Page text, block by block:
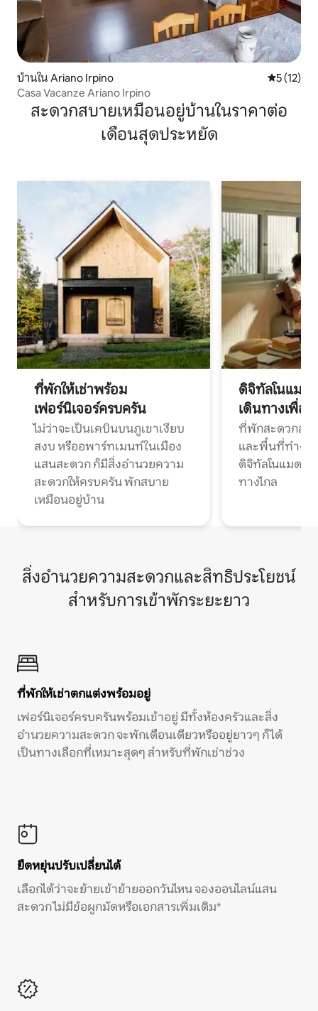
บ้านใน Ariano Irpino คะแนนเฉลี่
5 (12)
Casa Vacanze Ariano Irpino
สะดวกสบายเหมือนอยู่บ้านในราคาต่อ
เดือนสุดประหยัด
ที่พักให้เช่าพร้อม
เฟอร์นิเจอร์ครบครัน
ไม่ว่าจะเป็นเคบินบนภูเขาเงียบ
สงบ หรืออพาร์ทเมนท์ในเมือง
แสนสะดวก ก็มีสิ่งอำนวยความ
สะดวกให้ครบครัน พักสบาย
เหมือนอยู่บ้าน
ดิจิทัลโนแมด
เดินทางเพื่อ
ที่พักสะดวกสบ
และพื้นที่ทำงา
ดิจิทัลโนแมดแ
ทางไกล
สิ่งอำนวยความสะดวกและสิทธิประโยชน์
สำหรับการเข้าพักระยะยาว
ที่พักให้เช่าตกแต่งพร้อมอยู่
เฟอร์นิเจอร์ครบครันพร้อมเข้าอยู่ มีทั้งห้องครัวและสิ่ง
อำนวยความสะดวก จะพักเดือนเดียวหรืออยู่ยาวๆ ก็ได้
เป็นทางเลือกที่เหมาะสุดๆ สำหรับที่พักเช่าช่วง
ยืดหยุ่นปรับเปลี่ยนได้
เลือกได้ว่าจะย้ายเข้าย้ายออกวันไหน จองออนไลน์แสน
สะดวก ไม่มีข้อผูกมัดหรือเอกสารเพิ่มเติม*